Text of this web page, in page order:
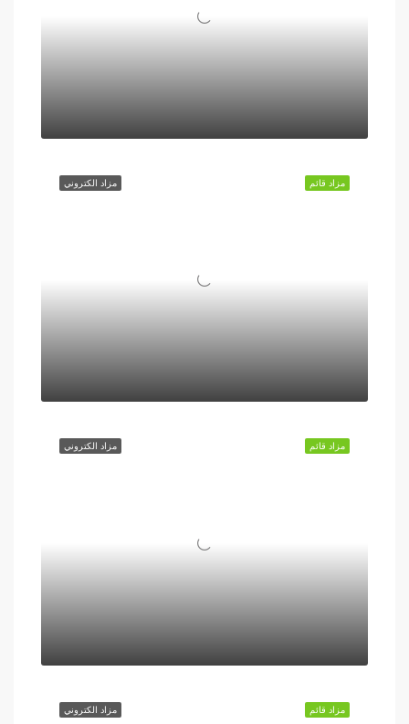
مزاد الكتروني مزاد قائم
مزاد الكتروني مزاد قائم
مزاد الكتروني مزاد قائم